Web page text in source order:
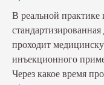
В реальной практике
проходит
инъекционного
Через какое время